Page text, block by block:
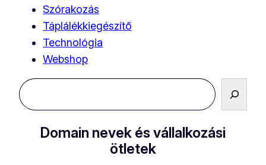
Szórakozás
Táplálékkiegészítő
Technológia
Webshop
Keresés
Domain nevek és vállalkozási
ötletek